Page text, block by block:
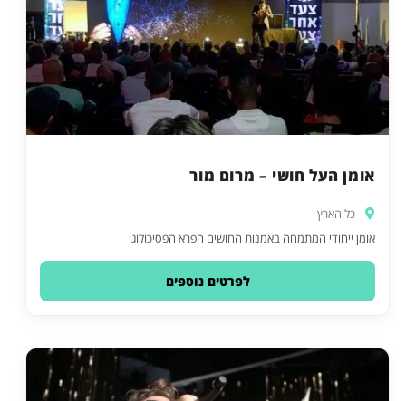
אומן העל חושי – מרום מור
כל הארץ
אומן ייחודי המתמחה באמנות החושים הפרא הפסיכולוגי
לפרטים נוספים